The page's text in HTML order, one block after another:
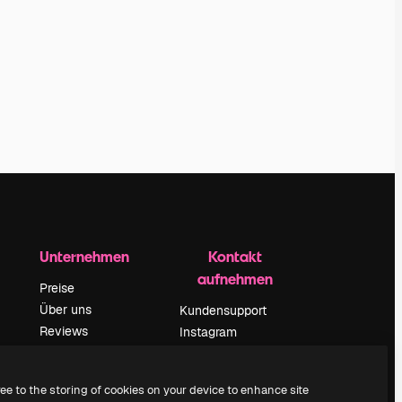
Unternehmen
Preise
Über uns
Reviews
Blog
Kontakt
aufnehmen
Kundensupport
Instagram
TikTok
to the storing of cookies on your device to enhance site